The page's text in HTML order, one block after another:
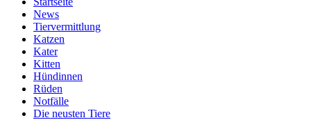
News
Tiervermittlung
Katzen
Kater
Kitten
Hündinnen
Rüden
Notfälle
Die neusten Tiere